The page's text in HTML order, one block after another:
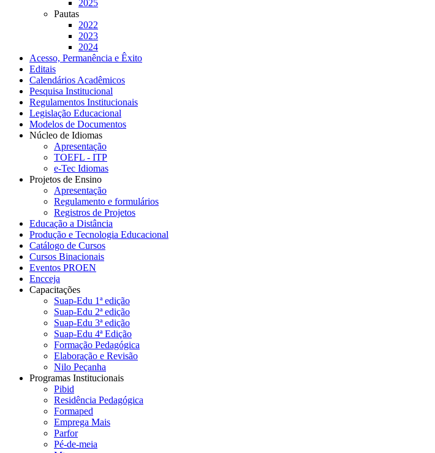
2025
Pautas
2022
2023
2024
Acesso, Permanência e Êxito
Editais
Calendários Acadêmicos
Pesquisa Institucional
Regulamentos Institucionais
Legislação Educacional
Modelos de Documentos
Núcleo de Idiomas
Apresentação
TOEFL - ITP
e-Tec Idiomas
Projetos de Ensino
Apresentação
Regulamento e formulários
Registros de Projetos
Educação a Distância
Produção e Tecnologia Educacional
Catálogo de Cursos
Cursos Binacionais
Eventos PROEN
Encceja
Capacitações
Suap-Edu 1ª edição
Suap-Edu 2ª edição
Suap-Edu 3ª edição
Suap-Edu 4ª Edição
Formação Pedagógica
Elaboração e Revisão
Nilo Peçanha
Programas Institucionais
Pibid
Residência Pedagógica
Formaped
Emprega Mais
Parfor
Pé-de-meia